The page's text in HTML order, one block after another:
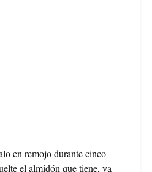
en remojo durante cinco
el almidón que tiene, ya